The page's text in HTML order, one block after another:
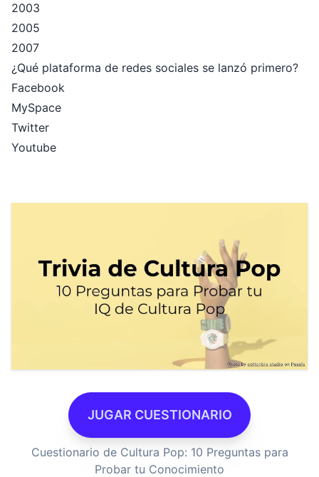
2003
2005
2007
¿Qué plataforma de redes sociales se lanzó primero?
Facebook
MySpace
Twitter
Youtube
JUGAR CUESTIONARIO
Cuestionario de Cultura Pop: 10 Preguntas para
Probar tu Conocimiento